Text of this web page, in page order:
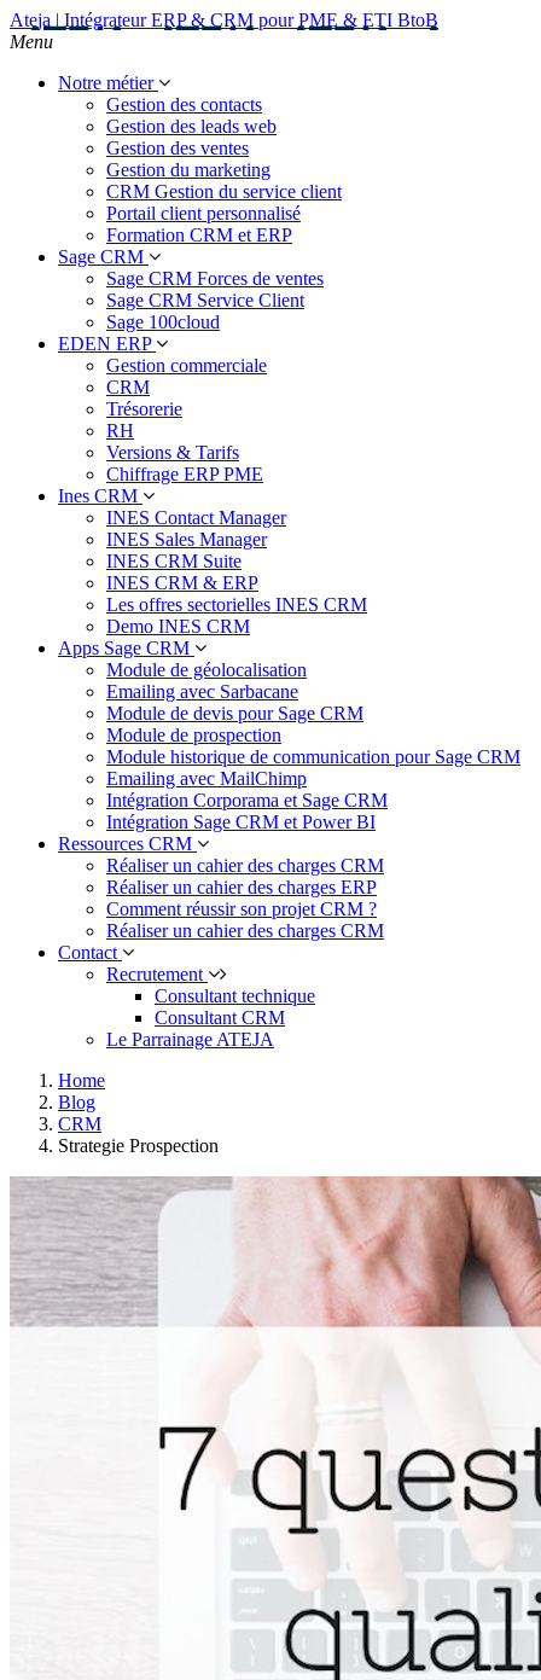
Ateja | Intégrateur ERP & CRM pour PME & ETI BtoB
Menu
Notre métier
Gestion des contacts
Gestion des leads web
Gestion des ventes
Gestion du marketing
CRM Gestion du service client
Portail client personnalisé
Formation CRM et ERP
Sage CRM
Sage CRM Forces de ventes
Sage CRM Service Client
Sage 100cloud
EDEN ERP
Gestion commerciale
CRM
Trésorerie
RH
Versions & Tarifs
Chiffrage ERP PME
Ines CRM
INES Contact Manager
INES Sales Manager
INES CRM Suite
INES CRM & ERP
Les offres sectorielles INES CRM
Demo INES CRM
Apps Sage CRM
Module de géolocalisation
Emailing avec Sarbacane
Module de devis pour Sage CRM
Module de prospection
Module historique de communication pour Sage CRM
Emailing avec MailChimp
Intégration Corporama et Sage CRM
Intégration Sage CRM et Power BI
Ressources CRM
Réaliser un cahier des charges CRM
Réaliser un cahier des charges ERP
Comment réussir son projet CRM ?
Réaliser un cahier des charges CRM
Contact
Recrutement
Consultant technique
Consultant CRM
Le Parrainage ATEJA
Home
Blog
CRM
Strategie Prospection